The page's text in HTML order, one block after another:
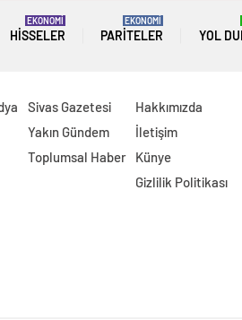
HISSELER
EKONOMİ
PARITELER
EKONOMİ
YOL
Sivas Gazetesi
Yakın Gündem
Toplumsal Haber
Hakkımızda
İletişim
Künye
Gizlilik Politikası